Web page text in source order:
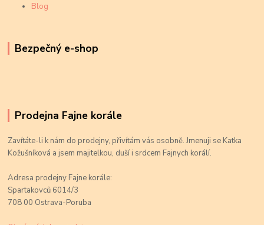
Blog
Bezpečný e-shop
Prodejna Fajne korále
Zavítáte-li k nám do prodejny, přivítám vás osobně. Jmenuji se Katka
Kožušníková a jsem majitelkou, duší i srdcem Fajnych korálí.
Adresa prodejny Fajne korále:
Spartakovců 6014/3
708 00 Ostrava-Poruba